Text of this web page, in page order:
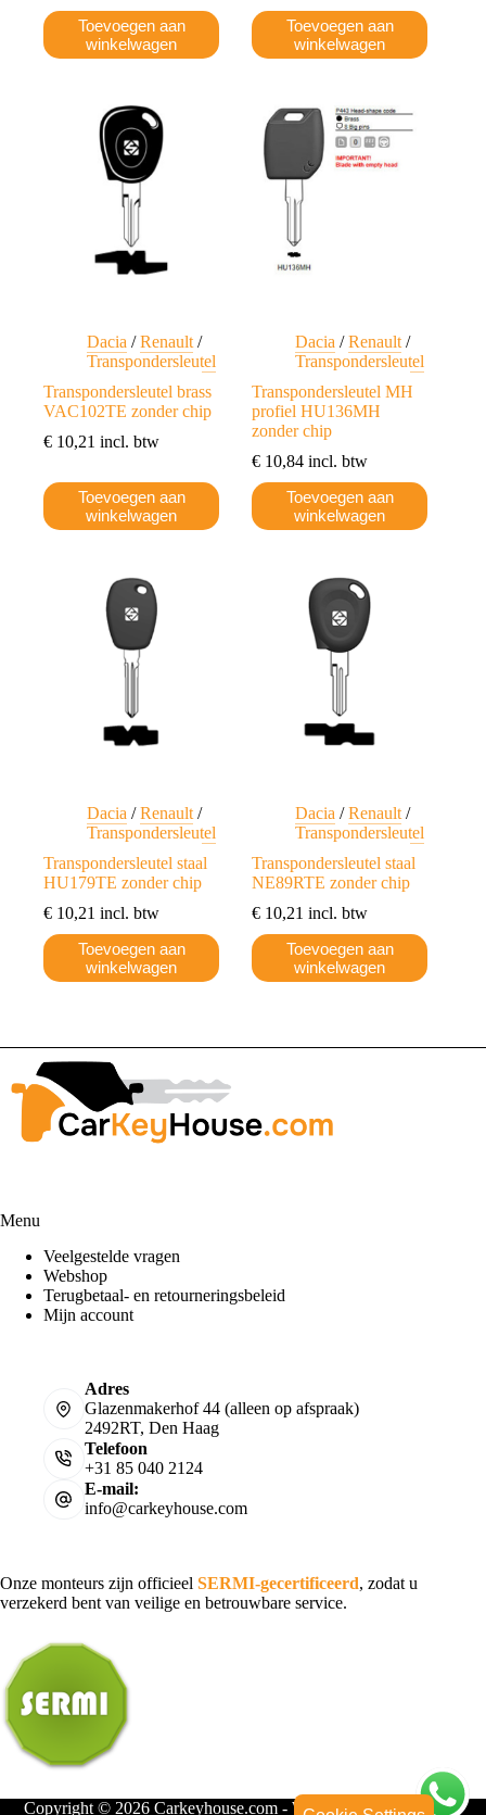
Toevoegen aan
winkelwagen
Toevoegen aan
winkelwagen
Dacia /Renault /
Transpondersleutel
Transpondersleutel brass
VAC102TE zonder chip
€ 10,21 incl. btw
Toevoegen aan
winkelwagen
Dacia /Renault /
Transpondersleutel
Transpondersleutel MH
profiel HU136MH
zonder chip
€ 10,84 incl. btw
Toevoegen aan
winkelwagen
Dacia /Renault /
Transpondersleutel
Transpondersleutel staal
HU179TE zonder chip
€ 10,21 incl. btw
Toevoegen aan
winkelwagen
Dacia /Renault /
Transpondersleutel
Transpondersleutel staal
NE89RTE zonder chip
€ 10,21 incl. btw
Toevoegen aan
winkelwagen
Menu
Veelgestelde vragen
Webshop
Terugbetaal- en retourneringsbeleid
Mijn account
Adres
Glazenmakerhof 44 (alleen op afspraak)
2492RT, Den Haag
Telefoon
+31 85 040 2124
E-mail:
info@carkeyhouse.com
Onze monteurs zijn officieel SERMI-gecertificeerd, zodat u
verzekerd bent van veilige en betrouwbare service.
Copyright © 2026 Carkeyhouse.com - Webdesign door